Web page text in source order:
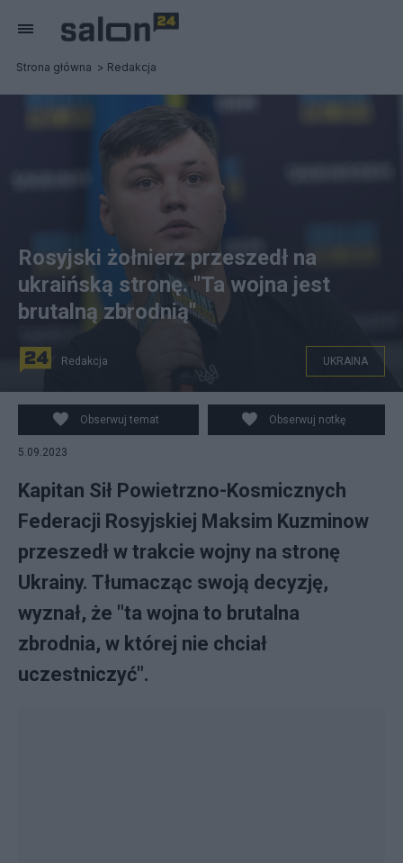
Strona główna Redakcja
Fot. PAP/Vladyslav Musiienko
Rosyjski żołnierz przeszedł na
ukraińską stronę. "Ta wojna jest
brutalną zbrodnią"
Redakcja UKRAINA
Obserwuj temat Obserwuj notkę
5.09.2023
Kapitan Sił Powietrzno-Kosmicznych
Federacji Rosyjskiej Maksim Kuzminow
przeszedł w trakcie wojny na stronę
Ukrainy. Tłumacząc swoją decyzję,
wyznał, że "ta wojna to brutalna
zbrodnia, w której nie chciał
uczestniczyć".